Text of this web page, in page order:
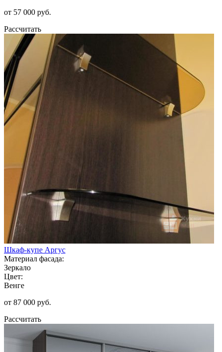
от 57 000 руб.
Рассчитать
Шкаф-купе Аргус
Материал фасада:
Зеркало
Цвет:
Венге
от 87 000 руб.
Рассчитать